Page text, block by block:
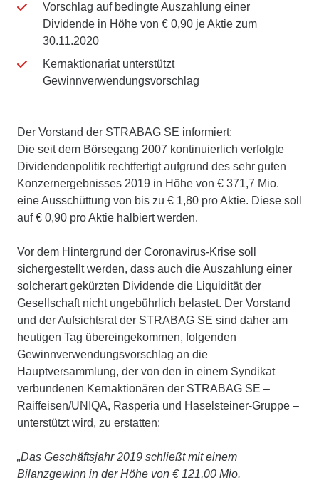
Vorschlag auf bedingte Auszahlung einer
Dividende in Höhe von € 0,90 je Aktie zum
30.11.2020
Kernaktionariat unterstützt
Gewinnverwendungsvorschlag
Der Vorstand der STRABAG SE informiert:
Die seit dem Börsegang 2007 kontinuierlich verfolgte
Dividendenpolitik rechtfertigt aufgrund des sehr guten
Konzernergebnisses 2019 in Höhe von € 371,7 Mio.
eine Ausschüttung von bis zu € 1,80 pro Aktie. Diese soll
auf € 0,90 pro Aktie halbiert werden.
Vor dem Hintergrund der Coronavirus-Krise soll
sichergestellt werden, dass auch die Auszahlung einer
solcherart gekürzten Dividende die Liquidität der
Gesellschaft nicht ungebührlich belastet. Der Vorstand
und der Aufsichtsrat der STRABAG SE sind daher am
heutigen Tag übereingekommen, folgenden
Gewinnverwendungsvorschlag an die
Hauptversammlung, der von den in einem Syndikat
verbundenen Kernaktionären der STRABAG SE –
Raiffeisen/UNIQA, Rasperia und Haselsteiner-Gruppe –
unterstützt wird, zu erstatten:
„Das Geschäftsjahr 2019 schließt mit einem
Bilanzgewinn in der Höhe von € 121,00 Mio.